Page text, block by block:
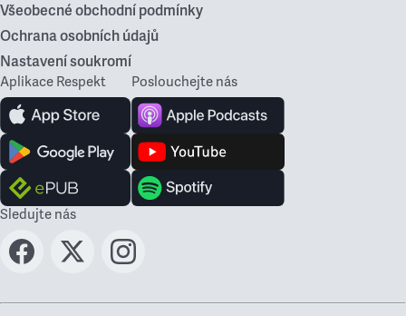
Všeobecné obchodní podmínky
Ochrana osobních údajů
Nastavení soukromí
Aplikace Respekt Poslouchejte nás
Sledujte nás